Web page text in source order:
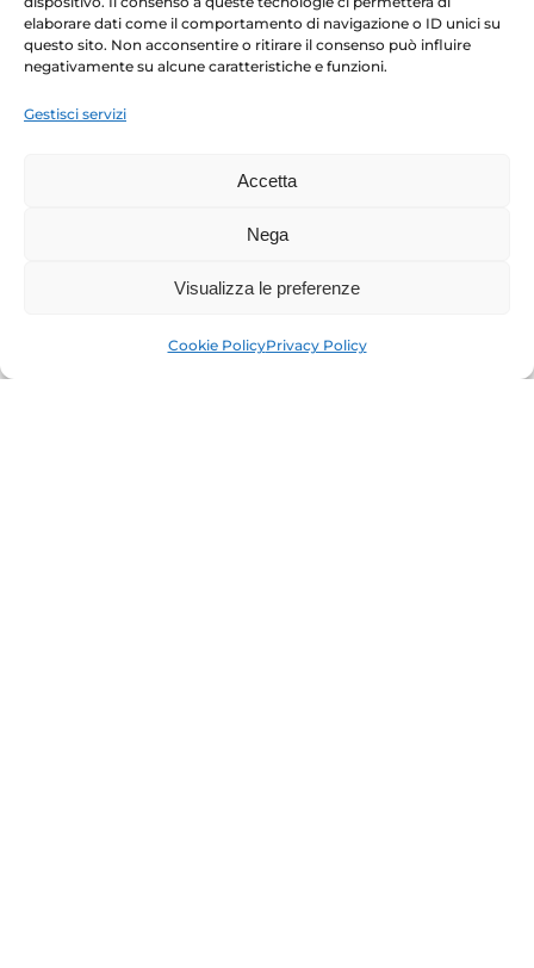
elaborare dati come il comportamento di navigazione o ID unici su
questo sito. Non acconsentire o ritirare il consenso può influire
negativamente su alcune caratteristiche e funzioni.
Gestisci servizi
Accetta
Nega
Visualizza le preferenze
Cookie PolicyPrivacy Policy
Our company provide Chemical and
Bacteriological’s analysis on the Water
including: Legionella, Salmonella, Coliforms,
Pseudomonas, Bacteria Load and all the
active and passive method and we cooperate
with certified laboratories and University also